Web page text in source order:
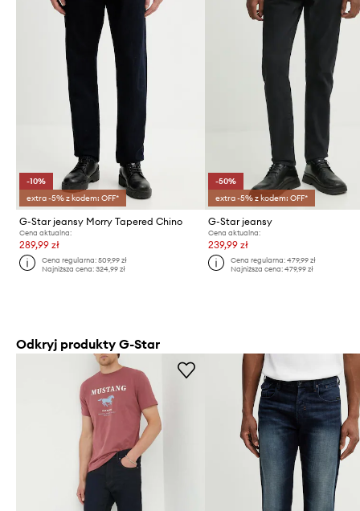
-10%
extra -5% z kodem: OFF*
G-Star jeansy Morry Tapered Chino
Cena aktualna:
289,99 zł
Cena regularna:509,99 zł
Najniższa cena:324,99 zł
-50%
extra -5% z kodem: OFF*
G-Star jeansy
Cena aktualna:
239,99 zł
Cena regularna: 479,99 zł
Najniższa cena: 479,99 zł
Odkryj produkty G-Star